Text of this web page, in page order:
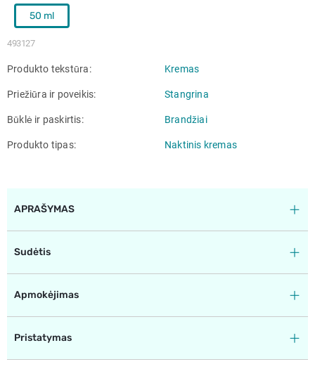
493127
50 ml
Produkto tekstūra Kremas
Priežiūra ir poveikis Stangrina
Būklė ir paskirtis Brandžiai
Produkto tipas Naktinis kremas
APRAŠYMAS
Sudėtis
Apmokėjimas
Pristatymas